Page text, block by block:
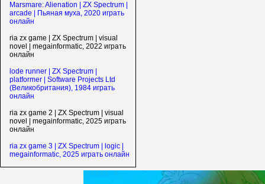
Marsmare: Alienation | ZX Spectrum |
arcade | Пьяная муха, 2020 играть
онлайн
ria zx game | ZX Spectrum | visual
novel | megainformatic, 2022 играть
онлайн
lode runner | ZX Spectrum |
platformer | Software Projects Ltd
(Великобритания), 1984 играть
онлайн
ria zx game 2 | ZX Spectrum | visual
novel | megainformatic, 2025 играть
онлайн
ria zx game 3 | ZX Spectrum | logic |
megainformatic, 2025 играть онлайн